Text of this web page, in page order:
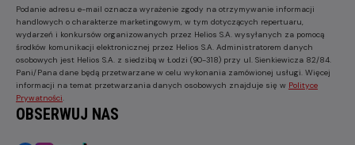
Podanie adresu e-mail oznacza wyrażenie zgody na otrzymywanie informacji
handlowych o charakterze marketingowym, w tym dotyczących repertuaru,
wydarzeń i konkursów organizowanych przez Helios S.A. wysyłanych za pomocą
środków komunikacji elektronicznej przez Helios S.A. Administratorem danych
osobowych jest Helios S.A. z siedzibą w Łodzi (90-318) przy ul. Sienkiewicza 82/84.
Pani/Pana dane będą przetwarzane w celu wykonania zamówionej usługi. Więcej
informacji na temat przetwarzania danych osobowych znajduje się w Polityce
Prywatności
OBSERWUJ NAS